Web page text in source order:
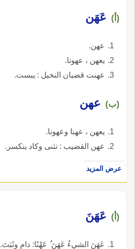
(أ) عَهَن
عهن.
يعهن ، عهونا.
عهنت قضبان النخيل : يبست.
(ب) عهن
يعهن ، عهنا وعهونا.
عهن القضيب : تثنى وكاد ينكسر.
عرض المزيد
(أ) عَهَنَ
عَهَنَ الشيءُ عَهَنَ ُ عَهْنًا: دام وثَبَتَ.